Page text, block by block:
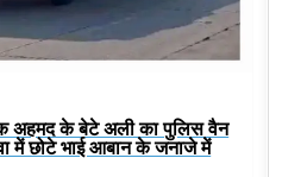
अहमद के बेटे अली का पुलिस वैन
में छोटे भाई आबान के जनाजे में